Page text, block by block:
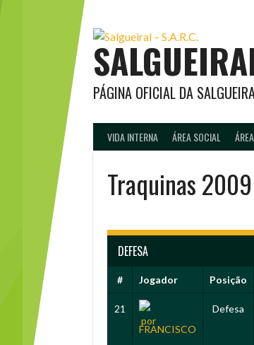
PÁGINA OFICIAL DA
VIDA INTERNA ÁREA SOCIAL
Traquinas 2009
DEFESA
# Jogador Posição
21
FRANCISCO
Defesa